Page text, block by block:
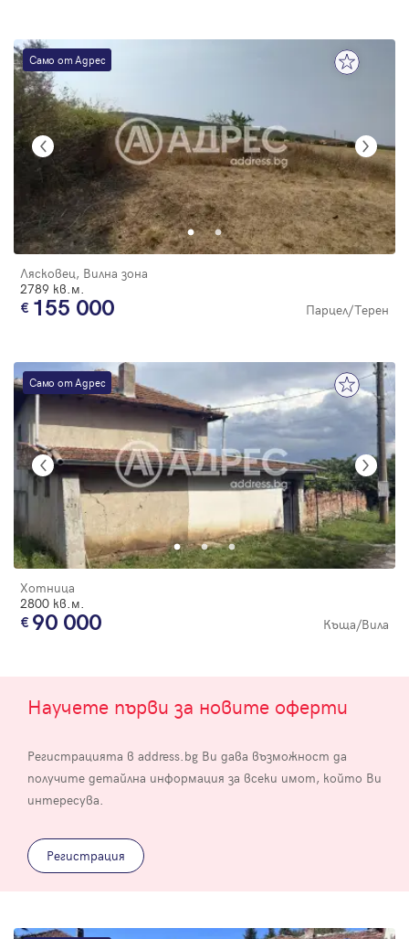
Само от Адрес
Лясковец, Вилна зона
2789 кв.м.
155 000 Парцел/Терен
Само от Адрес
Хотница
2800 кв.м.
90 000 Къща/Вила
Научете първи за новите оферти
Регистрацията в address.bg Ви дава възможност да
получите детайлна информация за всеки имот, който Ви
интересува.
Регистрация